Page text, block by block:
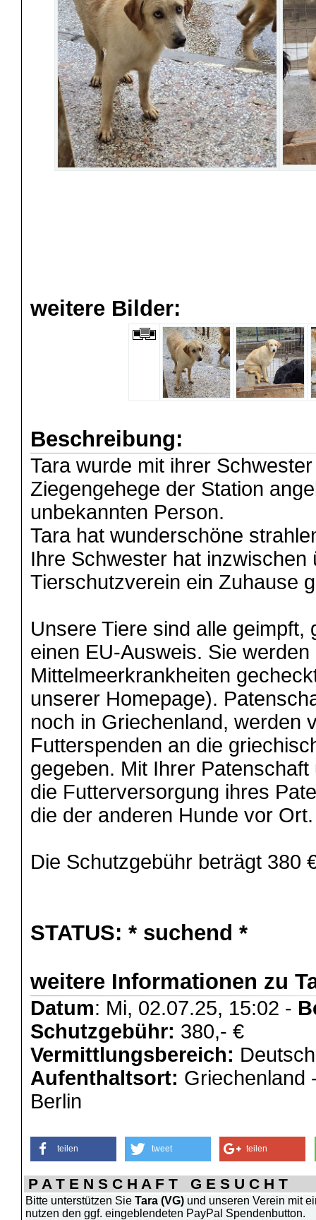
weitere Bilder:
Beschreibung:
Tara wurde mit ihrer
Ziegengehege der Station
unbekannten Person.
Tara hat wunderschöne
Ihre Schwester hat inzwischen
Tierschutzverein ein Zuhause
Unsere Tiere sind alle geimpft,
einen EU-Ausweis. Sie
Mittelmeerkrankheiten
unserer Homepage).
noch in Griechenland, werden
Futterspenden an die
gegeben. Mit Ihrer
die Futterversorgung ihres
die der anderen Hunde vor Ort.
Die Schutzgebühr beträgt
STATUS: * suchend *
weitere Informationen zu
Datum: Mi, 02.07.25, 15:02 -
Schutzgebühr: 380,- €
Vermittlungsbereich:
Aufenthaltsort: Griechenland
Berlin
teilen tweet teilen
P A T E N S C H A F T G E S U C H T
Bitte unterstützen Sie Tara (VG) und unseren Verein mit
nutzen den ggf. eingeblendeten PayPal Spendenbutton.